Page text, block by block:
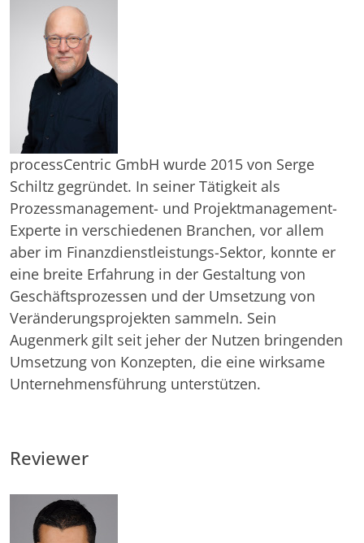
processCentric GmbH wurde 2015 von Serge
Schiltz gegründet. In seiner Tätigkeit als
Prozessmanagement- und Projektmanagement-
Experte in verschiedenen Branchen, vor allem
aber im Finanzdienstleistungs-Sektor, konnte er
eine breite Erfahrung in der Gestaltung von
Geschäftsprozessen und der Umsetzung von
Veränderungsprojekten sammeln. Sein
Augenmerk gilt seit jeher der Nutzen bringenden
Umsetzung von Konzepten, die eine wirksame
Unternehmensführung unterstützen.
Reviewer